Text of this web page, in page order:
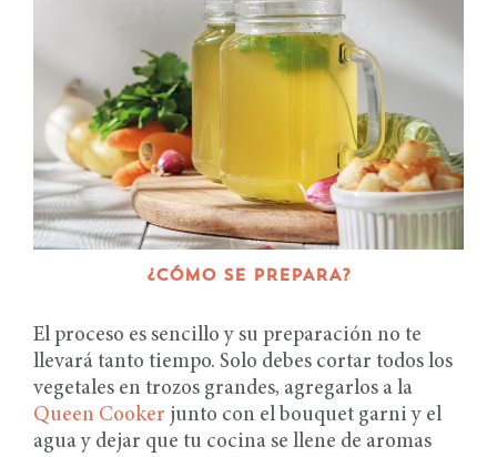
¿CÓMO SE PREPARA?
El proceso es sencillo y su preparación no te
llevará tanto tiempo. Solo debes cortar todos los
vegetales en trozos grandes, agregarlos a la
Queen Cooker junto con el bouquet garni y el
agua y dejar que tu cocina se llene de aromas